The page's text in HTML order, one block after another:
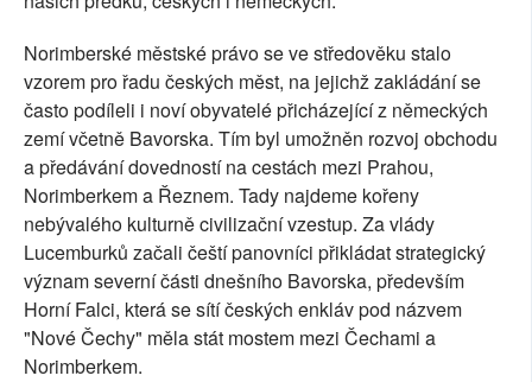
Norimberské městské právo se ve středověku stalo
vzorem pro řadu českých měst, na jejichž zakládání se
často podíleli i noví obyvatelé přicházející z německých
zemí včetně Bavorska. Tím byl umožněn rozvoj obchodu
a předávání dovedností na cestách mezi Prahou,
Norimberkem a Řeznem. Tady najdeme kořeny
nebývalého kulturně civilizační vzestup. Za vlády
Lucemburků začali čeští panovníci přikládat strategický
význam severní části dnešního Bavorska, především
Horní Falci, která se sítí českých enkláv pod názvem
"Nové Čechy" měla stát mostem mezi Čechami a
Norimberkem.